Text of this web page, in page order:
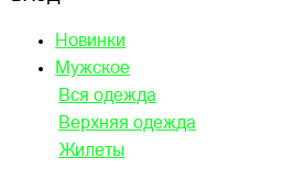
Новинки
Мужское
Вся одежда
Верхняя одежда
Жилеты